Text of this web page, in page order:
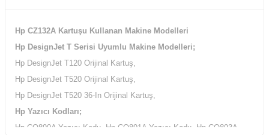
Hp CZ132A Kartuşu Kullanan Makine Modelleri
Hp DesignJet T Serisi Uyumlu Makine Modelleri;
Hp DesignJet T120 Orijinal Kartuş,
Hp DesignJet T520 Orijinal Kartuş,
Hp DesignJet T520 36-In Orijinal Kartuş,
Hp Yazıcı Kodları;
Hp CQ890A Yazıcı Kodu, Hp CQ891A Yazıcı Kodu, Hp CQ893A